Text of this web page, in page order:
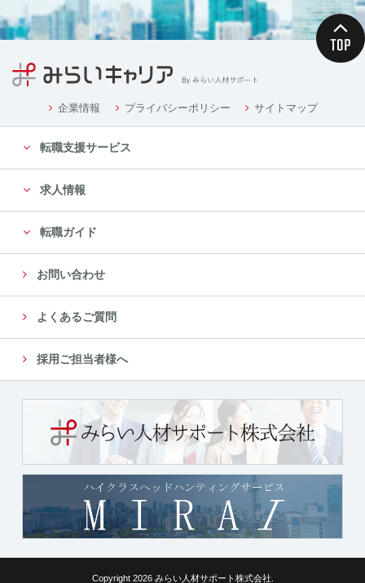
企業情報 プライバシーポリシー サイトマップ
転職支援サービス
求人情報
転職ガイド
お問い合わせ
よくあるご質問
採用ご担当者様へ
Copyright 2026 みらい人材サポート株式会社.